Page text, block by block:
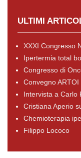
ULTIMI
XXXI Congresso
Ipertermia total
Congresso di
Convegno
Intervista a Carlo
Cristiana Aperio
Chemioterapia
Filippo Lococo